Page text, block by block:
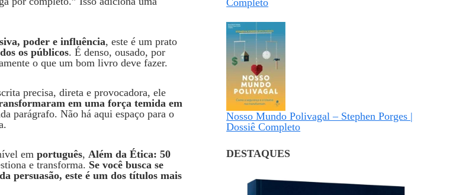
poder e influência, este é um prato
os públicos. É denso, ousado, por
o que um bom livro deve fazer.
precisa, direta e provocadora, ele
em uma força temida em
parágrafo. Não há aqui espaço para o
em português, Além da Ética: 50
e transforma. Se você busca se
persuasão, este é um dos títulos mais
Completo
Nosso Mundo Polivagal – Stephen Porges |
Dossiê Completo
DESTAQUES